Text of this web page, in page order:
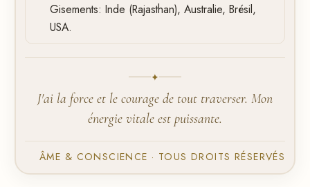
Gisements: Inde (Rajasthan), Australie, Brésil,
USA.
✦
J'ai la force et le courage de tout traverser. Mon
énergie vitale est puissante.
ÂME & CONSCIENCE · TOUS DROITS RÉSERVÉS